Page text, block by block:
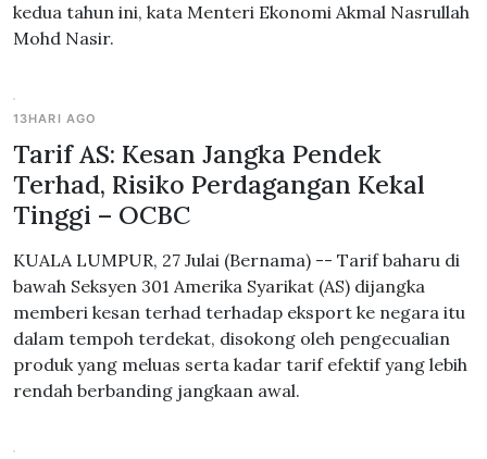
kedua tahun ini, kata Menteri Ekonomi Akmal Nasrullah
Mohd Nasir.
13HARI AGO
Tarif AS: Kesan Jangka Pendek
Terhad, Risiko Perdagangan Kekal
Tinggi – OCBC
KUALA LUMPUR, 27 Julai (Bernama) -- Tarif baharu di
bawah Seksyen 301 Amerika Syarikat (AS) dijangka
memberi kesan terhad terhadap eksport ke negara itu
dalam tempoh terdekat, disokong oleh pengecualian
produk yang meluas serta kadar tarif efektif yang lebih
rendah berbanding jangkaan awal.